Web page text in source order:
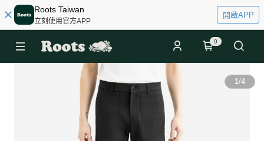
Roots Taiwan
立刻使用官方APP
開啟APP
0
1/4